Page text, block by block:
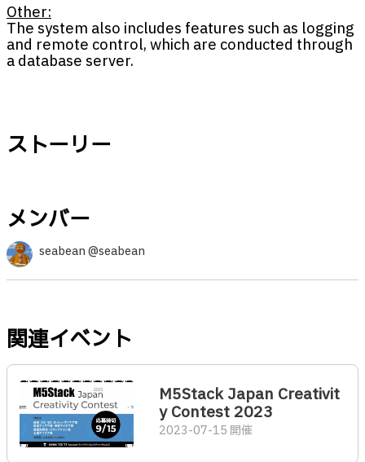
Other:
The system also includes features such as logging
and remote control, which are conducted through
a database server.
ストーリー
メンバー
seabean @seabean
関連イベント
M5Stack Japan Creativit
y Contest 2023
2023-07-15 開催